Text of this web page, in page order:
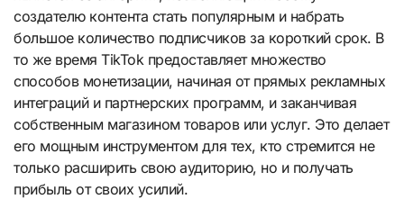
создателю контента стать популярным и набрать
большое количество подписчиков за короткий срок. В
то же время TikTok предоставляет множество
способов монетизации, начиная от прямых рекламных
интеграций и партнерских программ, и заканчивая
собственным магазином товаров или услуг. Это делает
его мощным инструментом для тех, кто стремится не
только расширить свою аудиторию, но и получать
прибыль от своих усилий.